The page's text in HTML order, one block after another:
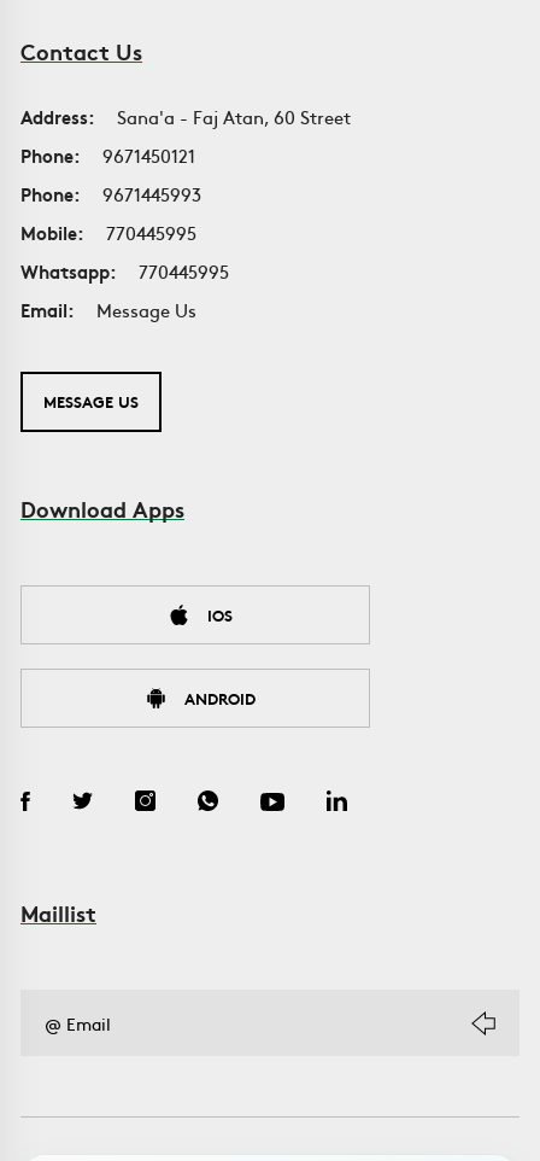
Contact Us
Address:
Sana'a - Faj Atan, 60 Street
Phone:
9671450121
Phone:
9671445993
Mobile:
770445995
Whatsapp:
770445995
Email:
Message Us
MESSAGE US
Download Apps
IOS
ANDROID
Maillist